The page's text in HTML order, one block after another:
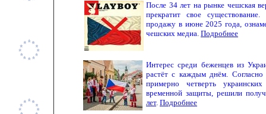
После 34 лет на рынке чешская
прекратит свое
продажу в июне 2025 года,
чешских медиа. Подробнее
Интерес среди беженцев из
растёт с каждым днём.
примерно четверть
временной защиты, решили
лет. Подробнее